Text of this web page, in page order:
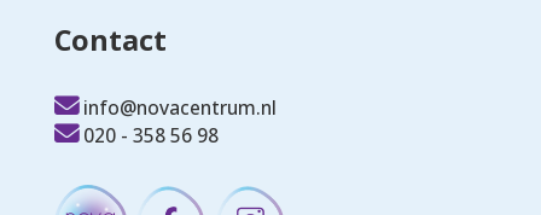
Contact
info@novacentrum.nl
020 - 358 56 98